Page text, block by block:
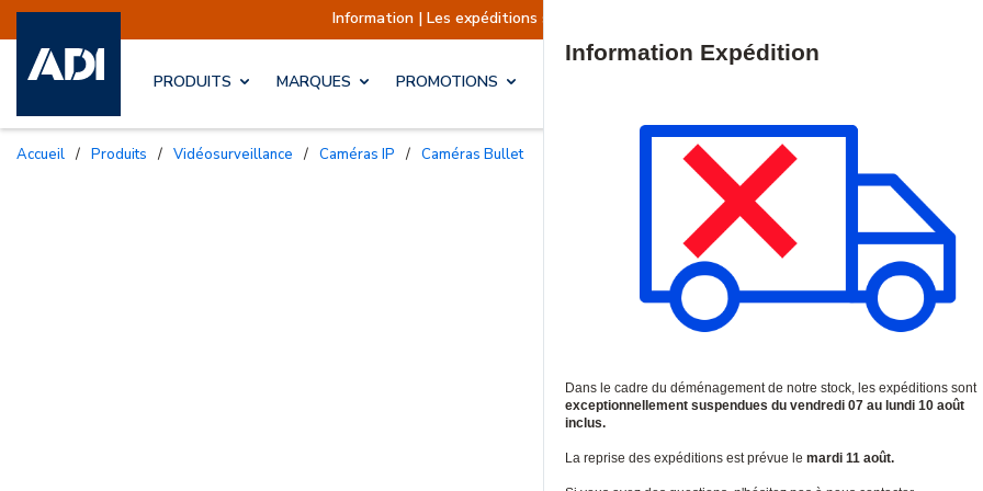
Information | Les expéditions sont actuellement suspendues Reprise prévue
PRODUITS MARQUES PROMOTIONS
Accueil / Produits / Vidéosurveillance / Caméras IP / Caméras Bullet